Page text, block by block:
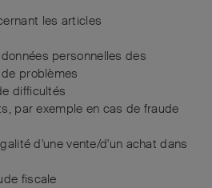
les articles
personnelles des
problèmes
difficultés
par exemple en cas de fraude
d'une vente/d'un achat dans
fiscale